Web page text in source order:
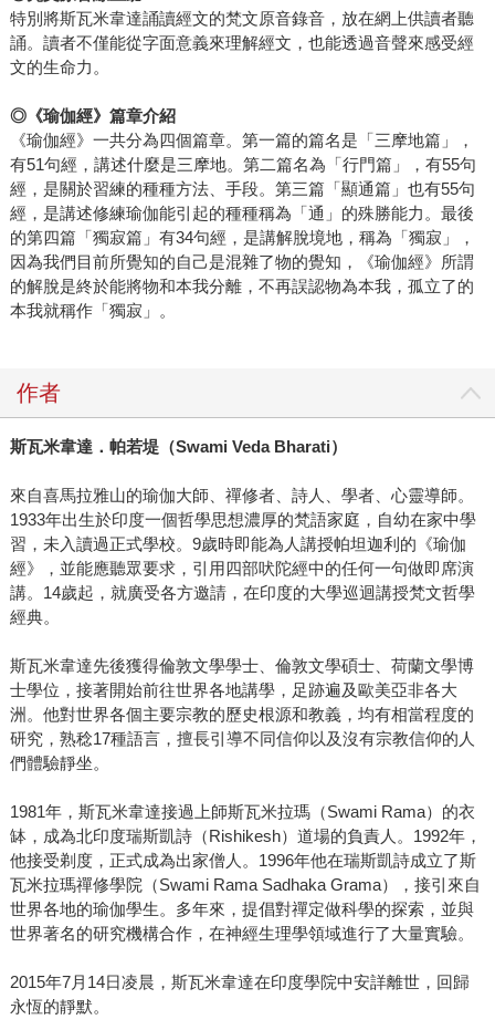
特別將斯瓦米韋達誦讀經文的梵文原音錄音，放在網上供讀者聽
誦。讀者不僅能從字面意義來理解經文，也能透過音聲來感受經
文的生命力。
◎《瑜伽經》篇章介紹
《瑜伽經》一共分為四個篇章。第一篇的篇名是「三摩地篇」，
有51句經，講述什麼是三摩地。第二篇名為「行門篇」，有55句
經，是關於習練的種種方法、手段。第三篇「顯通篇」也有55句
經，是講述修練瑜伽能引起的種種稱為「通」的殊勝能力。最後
的第四篇「獨寂篇」有34句經，是講解脫境地，稱為「獨寂」，
因為我們目前所覺知的自己是混雜了物的覺知，《瑜伽經》所謂
的解脫是終於能將物和本我分離，不再誤認物為本我，孤立了的
本我就稱作「獨寂」。
作者
斯瓦米韋達．帕若堤（Swami Veda Bharati）
來自喜馬拉雅山的瑜伽大師、禪修者、詩人、學者、心靈導師。
1933年出生於印度一個哲學思想濃厚的梵語家庭，自幼在家中學
習，未入讀過正式學校。9歲時即能為人講授帕坦迦利的《瑜伽
經》，並能應聽眾要求，引用四部吠陀經中的任何一句做即席演
講。14歲起，就廣受各方邀請，在印度的大學巡迴講授梵文哲學
經典。
斯瓦米韋達先後獲得倫敦文學學士、倫敦文學碩士、荷蘭文學博
士學位，接著開始前往世界各地講學，足跡遍及歐美亞非各大
洲。他對世界各個主要宗教的歷史根源和教義，均有相當程度的
研究，熟稔17種語言，擅長引導不同信仰以及沒有宗教信仰的人
們體驗靜坐。
1981年，斯瓦米韋達接過上師斯瓦米拉瑪（Swami Rama）的衣
缽，成為北印度瑞斯凱詩（Rishikesh）道場的負責人。1992年，
他接受剃度，正式成為出家僧人。1996年他在瑞斯凱詩成立了斯
瓦米拉瑪禪修學院（Swami Rama Sadhaka Grama），接引來自
世界各地的瑜伽學生。多年來，提倡對禪定做科學的探索，並與
世界著名的研究機構合作，在神經生理學領域進行了大量實驗。
2015年7月14日凌晨，斯瓦米韋達在印度學院中安詳離世，回歸
永恆的靜默。